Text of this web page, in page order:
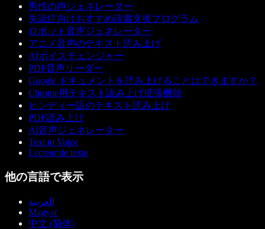
男性の声ジェネレーター
失読症向けおすすめ読書支援プログラム
ロボット音声ジェネレーター
アニメ音声のテキスト読み上げ
AIボイスチェンジャー
PDF音声リーダー
Google ドキュメントを読み上げることはできますか？
Chrome用テキスト読み上げ拡張機能
ヒンディー語のテキスト読み上げ
PDF読み上げ
AI音声ジェネレーター
Text to Voice
Lecteur de texte
他の言語で表示
العربية
Magyar
中文 (简体)